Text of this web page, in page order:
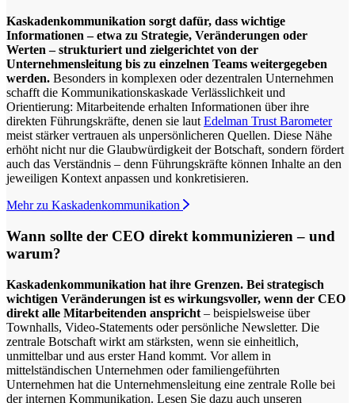
Kaskadenkommunikation sorgt dafür, dass wichtige
Informationen – etwa zu Strategie, Veränderungen oder
Werten – strukturiert und zielgerichtet von der
Unternehmensleitung bis zu einzelnen Teams weitergegeben
werden. Besonders in komplexen oder dezentralen Unternehmen
schafft die Kommunikationskaskade Verlässlichkeit und
Orientierung: Mitarbeitende erhalten Informationen über ihre
direkten Führungskräfte, denen sie laut Edelman Trust Barometer
meist stärker vertrauen als unpersönlicheren Quellen. Diese Nähe
erhöht nicht nur die Glaubwürdigkeit der Botschaft, sondern fördert
auch das Verständnis – denn Führungskräfte können Inhalte an den
jeweiligen Kontext anpassen und konkretisieren.
Mehr zu Kaskadenkommunikation
Wann sollte der CEO direkt kommunizieren – und
warum?
Kaskadenkommunikation hat ihre Grenzen. Bei strategisch
wichtigen Veränderungen ist es wirkungsvoller, wenn der CEO
direkt alle Mitarbeitenden anspricht – beispielsweise über
Townhalls, Video-Statements oder persönliche Newsletter. Die
zentrale Botschaft wirkt am stärksten, wenn sie einheitlich,
unmittelbar und aus erster Hand kommt. Vor allem in
mittelständischen Unternehmen oder familiengeführten
Unternehmen hat die Unternehmensleitung eine zentrale Rolle bei
der internen Kommunikation. Lesen Sie dazu auch unseren